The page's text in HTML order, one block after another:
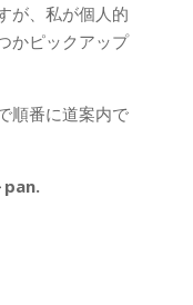
が、私が個人的
かピックアップ
順番に道案内で
pan.